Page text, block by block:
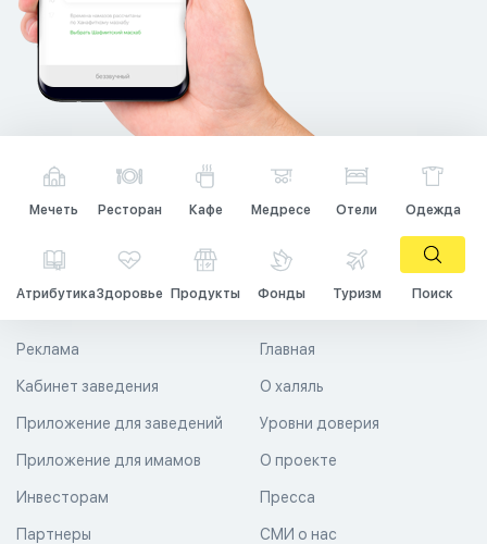
Мечеть Ресторан Кафе Медресе Отели Одежда
АтрибутикаЗдоровье Продукты Фонды Туризм Поиск
Главная
О халяль
Уровни доверия
Реклама
Кабинет заведения
Приложение для заведений
Приложение для имамов О проекте
Пресса
СМИ о нас
Инвесторам
Партнеры